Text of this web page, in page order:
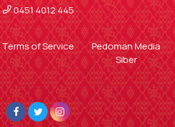
0451 4012 445
Terms of Service
Pedoman Media
Siber